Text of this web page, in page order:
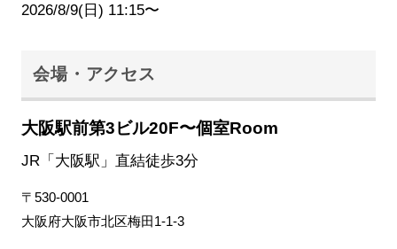
2026/8/9(日) 11:15〜
会場・アクセス
大阪駅前第3ビル20F〜個室Room
JR「大阪駅」直結徒歩3分
〒530-0001
大阪府大阪市北区梅田1-1-3